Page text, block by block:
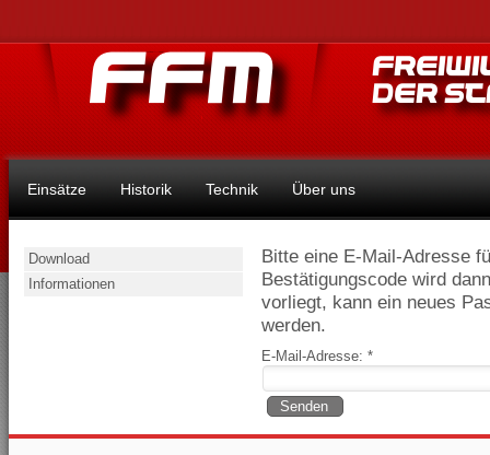
Einsätze Historik Technik Über uns
Download
Informationen
Bitte eine E-Mail-Adresse
Bestätigungscode wird
vorliegt, kann ein neues
werden.
E-Mail-Adresse: *
Senden